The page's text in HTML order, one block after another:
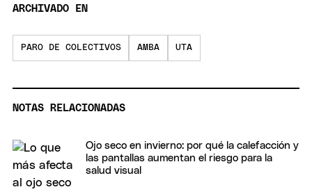
ARCHIVADO EN
PARO DE COLECTIVOS AMBA UTA
NOTAS RELACIONADAS
Ojo seco en invierno: por qué la calefacción y
las pantallas aumentan el riesgo para la
salud visual